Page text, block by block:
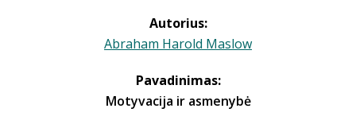
Autorius:
Abraham Harold Maslow
Pavadinimas:
Motyvacija ir asmenybė